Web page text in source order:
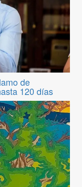
de
120 días